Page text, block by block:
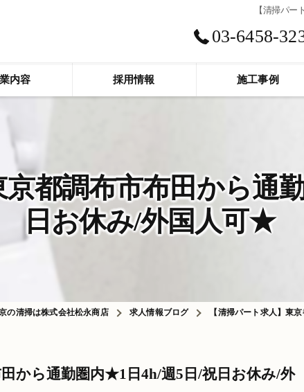
【清掃パ
03-6458-
内容 採用情報 施工事例
京都調布市布田から通
日お休み/外国人可★
の清掃は株式会社松永商店 求人情報ブログ 【清掃パート求人】東
田から通勤圏内★1日4h/週5日/祝日お休み/外